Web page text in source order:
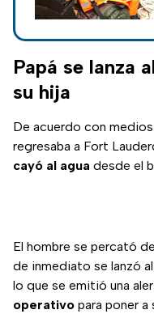
Papá se lanza
su hija
De acuerdo con
regresaba a Fort
cayó al agua desde el
El hombre se percató
de inmediato se lanzó
lo que se emitió una
operativo para poner a